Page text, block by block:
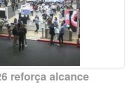
reforça alcance